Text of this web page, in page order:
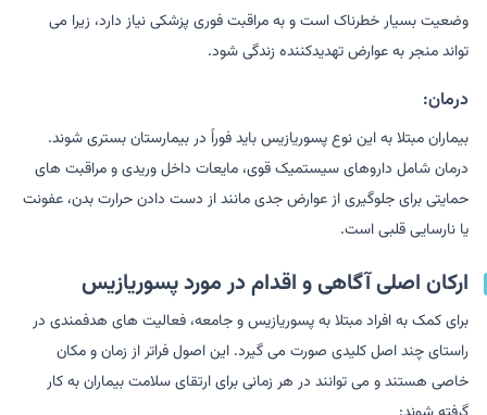
وضعیت بسیار خطرناک است و به مراقبت فوری پزشکی نیاز دارد، زیرا می
تواند منجر به عوارض تهدیدکننده زندگی شود.
درمان:
بیماران مبتلا به این نوع پسوریازیس باید فوراً در بیمارستان بستری شوند.
درمان شامل داروهای سیستمیک قوی، مایعات داخل وریدی و مراقبت های
حمایتی برای جلوگیری از عوارض جدی مانند از دست دادن حرارت بدن، عفونت
یا نارسایی قلبی است.
ارکان اصلی آگاهی و اقدام در مورد پسوریازیس
برای کمک به افراد مبتلا به پسوریازیس و جامعه، فعالیت های هدفمندی در
راستای چند اصل کلیدی صورت می گیرد. این اصول فراتر از زمان و مکان
خاصی هستند و می توانند در هر زمانی برای ارتقای سلامت بیماران به کار